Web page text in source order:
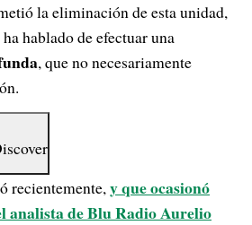
la eliminación de esta unidad,
hablado de efectuar una
, que no necesariamente
recientemente,y que ocasionó
analista de Blu Radio Aurelio